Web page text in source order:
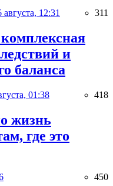
августа, 12:31 311
и
баланса
01:38 418
жизнь
где это
450